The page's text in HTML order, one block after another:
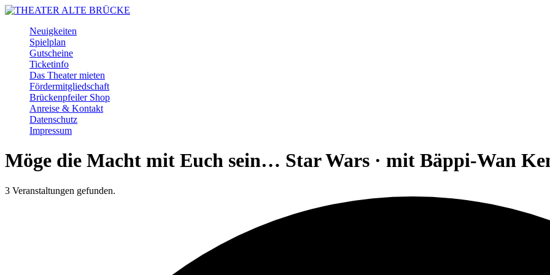
Skip
content
Neuigkeiten
Spielplan
Gutscheine
Ticketinfo
Das Theater mieten
Fördermitgliedschaft
Brückenpfeiler Shop
Anreise & Kontakt
Datenschutz
Impressum
Möge die Macht mit Euch sein… Star Wars · mit Bäppi-Wan
3 Veranstaltungen gefunden.